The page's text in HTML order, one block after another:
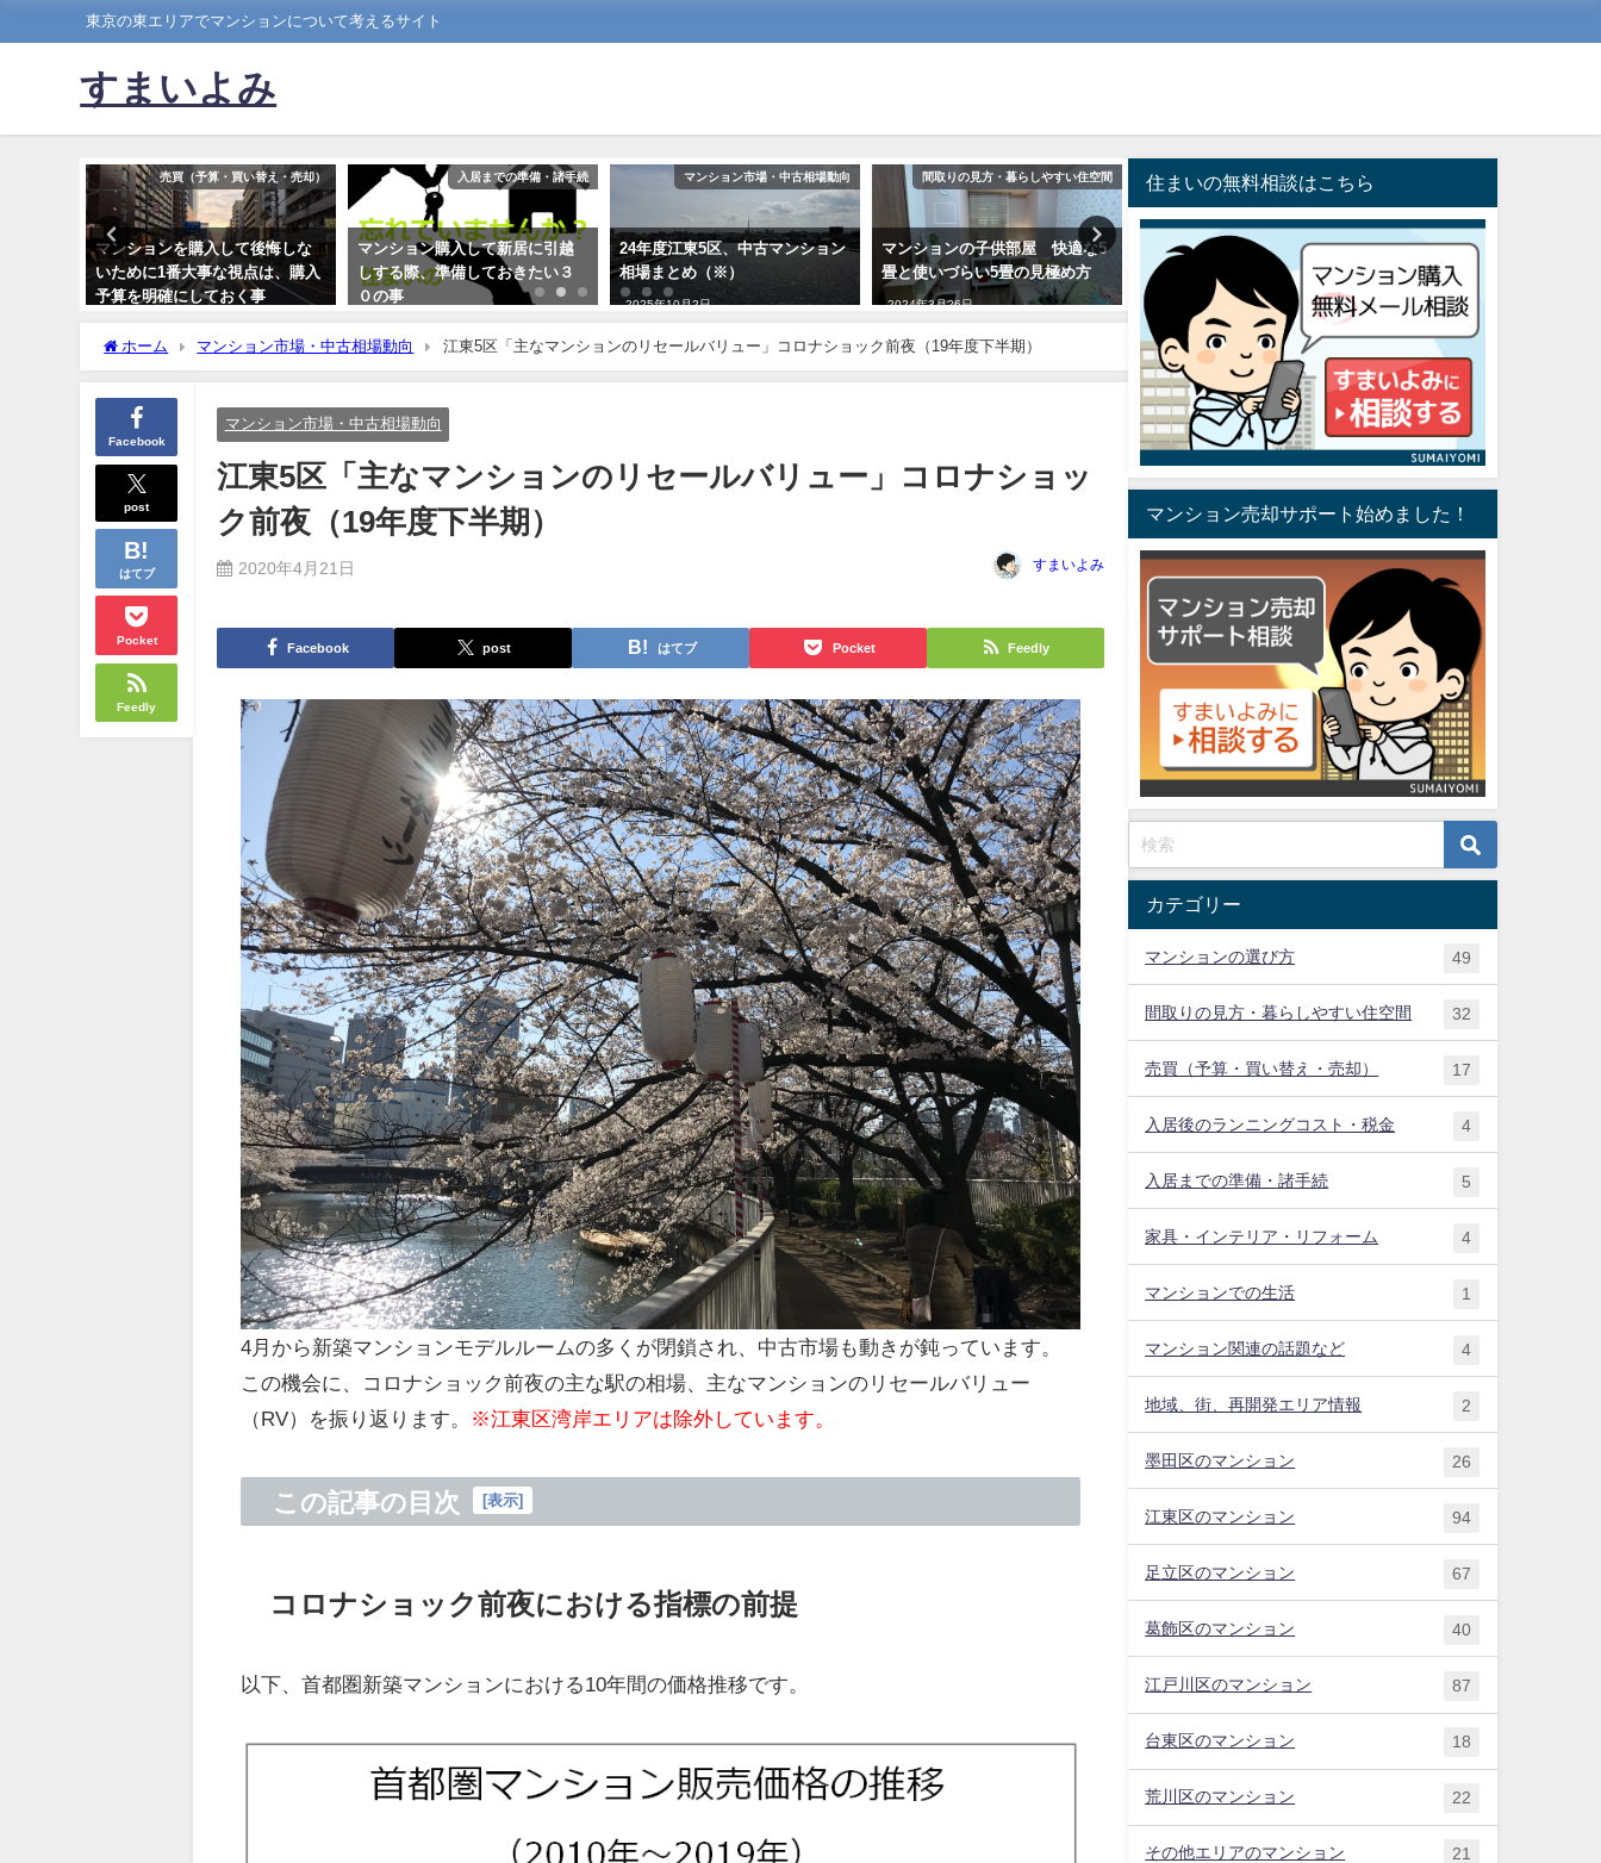
東京の東エリアでマンションについて考えるサイト
すまいよみ
売買（予算・買い替え・売却）
マンションを購入して後悔しな
いために1番大事な視点は、購入
予算を明確にしておく事
入居までの準備・諸手続
マンション購入して新居に引越
しする際、準備しておきたい３
０の事
マンション市場・中古相場動向
24年度江東5区、中古マンション
相場まとめ（※）
2025年10月2日
間取りの見方・暮らしやすい住空間
マンションの子供部屋 快適な5
畳と使いづらい5畳の見極め方
2024年3月26日
売買（予算・買い替え・売却）
買い替え時、既存の住宅ローン
残債を見ずに、借入（Ｗロー
ン）可能な金融機関
2022年4月20日
水害リスクが高いエリアで
ションを検討する際、押さ
おくべき3つの視点
2020年9月6日
ホーム マンション市場・中古相場動向 江東5区「主なマンションのリセールバリュー」コロナショック前夜（19年度下半期）
Facebook
post
はてブ
Pocket
Feedly
マンション市場・中古相場動向
江東5区「主なマンションのリセールバリュー」コロナショッ
ク前夜（19年度下半期）
2020年4月21日 すまいよみ
Facebook post はてブ Pocket Feedly
4月から新築マンションモデルルームの多くが閉鎖され、中古市場も動きが鈍っています。
この機会に、コロナショック前夜の主な駅の相場、主なマンションのリセールバリュー
（RV）を振り返ります。
※江東区湾岸エリアは除外しています。
この記事の目次 [表示]
コロナショック前夜における指標の前提
以下、首都圏新築マンションにおける10年間の価格推移です。
住まいの無料相談はこちら
マンション売却サポート始めました！
カテゴリー
マンションの選び方 49
間取りの見方・暮らしやすい住空間 32
売買（予算・買い替え・売却） 17
入居後のランニングコスト・税金 4
入居までの準備・諸手続 5
家具・インテリア・リフォーム 4
マンションでの生活 1
マンション関連の話題など 4
地域、街、再開発エリア情報 2
墨田区のマンション 26
江東区のマンション 94
足立区のマンション 67
葛飾区のマンション 40
江戸川区のマンション 87
台東区のマンション 18
荒川区のマンション 22
その他エリアのマンション 21